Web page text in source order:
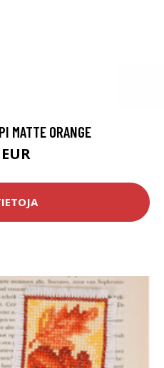
MATTE ORANGE